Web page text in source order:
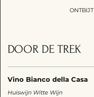
ONTBIJT
DOOR DE TREK
Vino Bianco della Casa
Huiswijn Witte Wijn